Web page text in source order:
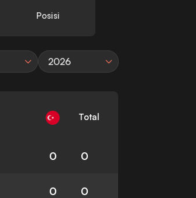
Posisi
2026
Total
0 0
0 0